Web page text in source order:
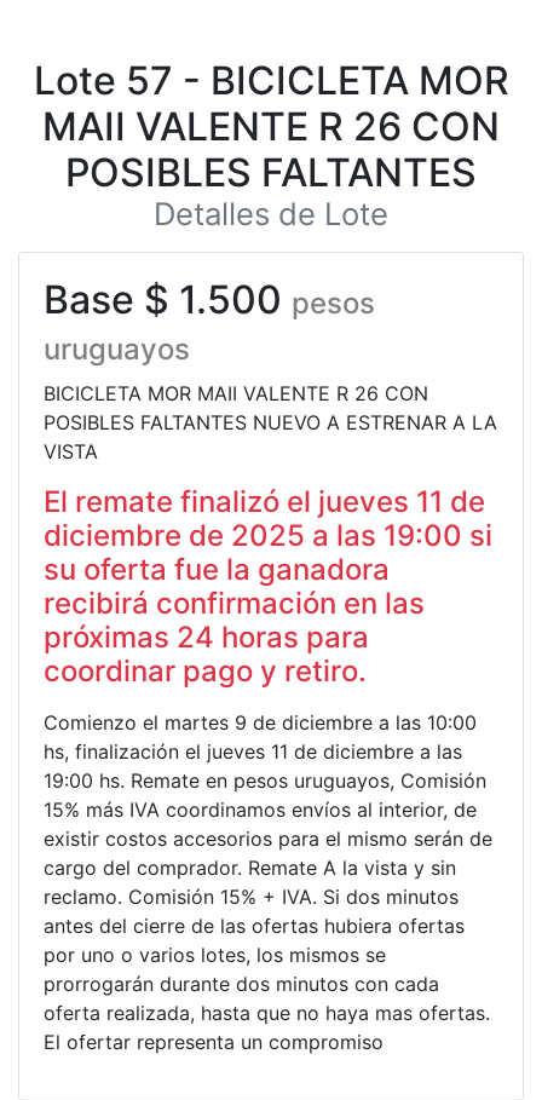
Lote 57 - BICICLETA MOR
MAII VALENTE R 26 CON
POSIBLES FALTANTES
Detalles de Lote
Base $ 1.500 pesos
uruguayos
BICICLETA MOR MAII VALENTE R 26 CON
POSIBLES FALTANTES NUEVO A ESTRENAR A LA
VISTA
El remate finalizó el jueves 11 de
diciembre de 2025 a las 19:00 si
su oferta fue la ganadora
recibirá confirmación en las
próximas 24 horas para
coordinar pago y retiro.
Comienzo el martes 9 de diciembre a las 10:00
hs, finalización el jueves 11 de diciembre a las
19:00 hs. Remate en pesos uruguayos, Comisión
15% más IVA coordinamos envíos al interior, de
existir costos accesorios para el mismo serán de
cargo del comprador. Remate A la vista y sin
reclamo. Comisión 15% + IVA. Si dos minutos
antes del cierre de las ofertas hubiera ofertas
por uno o varios lotes, los mismos se
prorrogarán durante dos minutos con cada
oferta realizada, hasta que no haya mas ofertas.
El ofertar representa un compromiso